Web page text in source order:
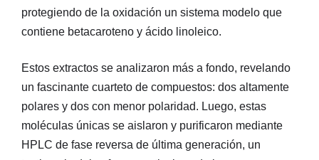
protegiendo de la oxidación un sistema modelo que
contiene betacaroteno y ácido linoleico.
Estos extractos se analizaron más a fondo, revelando
un fascinante cuarteto de compuestos: dos altamente
polares y dos con menor polaridad. Luego, estas
moléculas únicas se aislaron y purificaron mediante
HPLC de fase reversa de última generación, un